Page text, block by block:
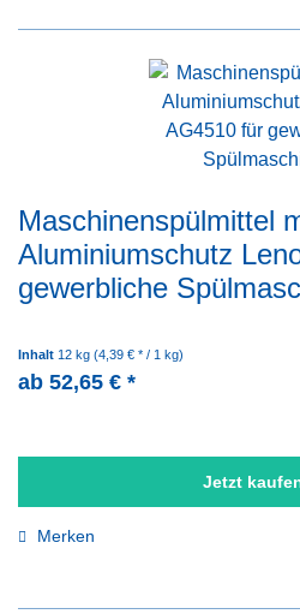
Maschinenspülmittel
Aluminiumschutz
gewerbliche
Inhalt 12 kg (4,39 € * / 1 kg)
ab 52,65 € *
Jetzt
Merken